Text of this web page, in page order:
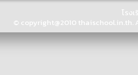
โรง
© copyright@2010 thaischool.in.th.